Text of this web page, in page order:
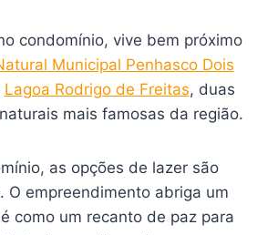
condomínio, vive bem próximo
Municipal Penhasco Dois
Lagoa Rodrigo de Freitas, duas
mais famosas da região.
as opções de lazer são
O empreendimento abriga um
como um recanto de paz para